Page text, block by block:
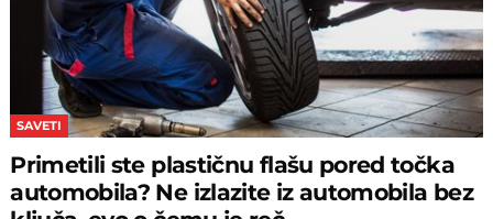
SAVETI
Primetili ste plastičnu flašu pored točka
automobila? Ne izlazite iz automobila bez